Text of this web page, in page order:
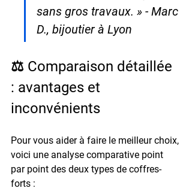
sans gros travaux. » - Marc
D., bijoutier à Lyon
⚖️ Comparaison détaillée
: avantages et
inconvénients
Pour vous aider à faire le meilleur choix,
voici une analyse comparative point
par point des deux types de coffres-
forts :